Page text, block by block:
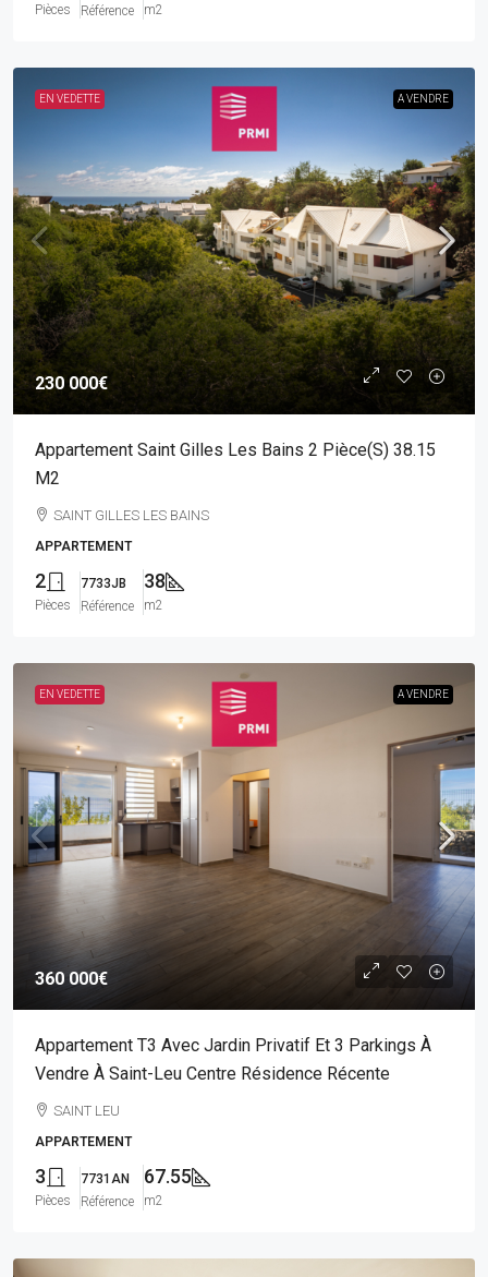
Pièces
Référence
m2
EN VEDETTE A VENDRE
230 000€
Appartement Saint Gilles Les Bains 2 Pièce(s) 38.15
M2
SAINT GILLES LES BAINS
APPARTEMENT
2
Pièces
7733JB
Référence
38
m2
EN VEDETTE A VENDRE
360 000€
Appartement T3 Avec Jardin Privatif Et 3 Parkings À
Vendre À Saint-Leu Centre Résidence Récente
SAINT LEU
APPARTEMENT
3
Pièces
7731AN
Référence
67.55
m2